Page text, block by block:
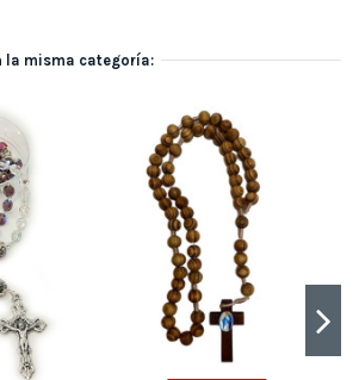
la misma categoría: